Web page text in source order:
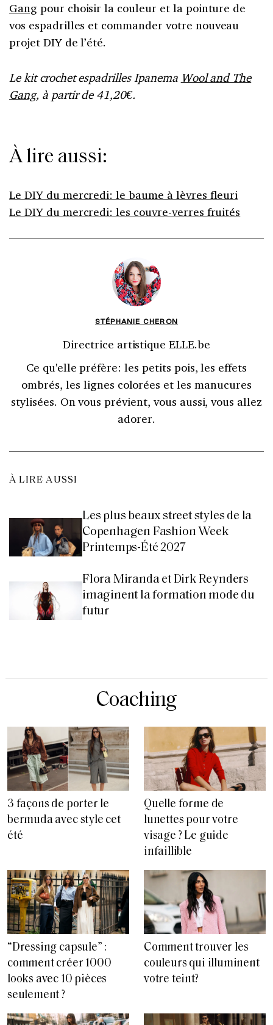
Gangpour choisir la couleur et la pointure de
vos espadrilles et commander votre nouveau
projet DIY de l’été.
Le kit crochet espadrilles Ipanema Wool and The
Gang, à partir de 41,20€.
À lire aussi:
Le DIY du mercredi: le baume à lèvres fleuri
Le DIY du mercredi: les couvre-verres fruités
STÉPHANIE CHERON
Directrice artistique ELLE.be
Ce qu'elle préfère: les petits pois, les effets
ombrés, les lignes colorées et les manucures
stylisées. On vous prévient, vous aussi, vous allez
adorer.
À LIRE AUSSI
Les plus beaux street styles de la
Copenhagen Fashion Week
Printemps-Été 2027
Flora Miranda et Dirk Reynders
imaginent la formation mode du
futur
Coaching
3 façons de porter le
bermuda avec style cet
été
Quelle forme de
lunettes pour votre
visage ? Le guide
infaillible
“Dressing capsule” :
comment créer 1000
looks avec 10 pièces
seulement ?
Comment trouver les
couleurs qui illuminent
votre teint?